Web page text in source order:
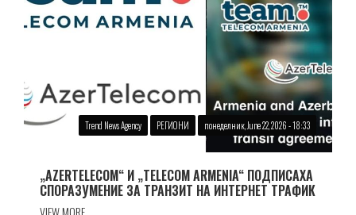
Trend News Agency РЕГИОНИ понеделник, June 22, 2026 - 18:33
„AZERTELECOM“ И „TELECOM ARMENIA“ ПОДПИСАХА
СПОРАЗУМЕНИЕ ЗА ТРАНЗИТ НА ИНТЕРНЕТ ТРАФИК
VIEW MORE